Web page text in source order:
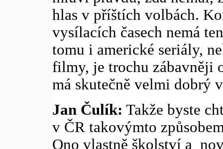
hlas v příštích volbách.
vysílacích časech nemá
tomu i americké seriály,
filmy, je trochu zábavněji
má skutečně velmi dobrý
Jan Čulík: Takže byste
v ČR takovýmto
Ono vlastně školství a